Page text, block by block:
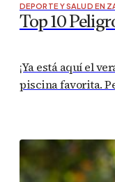
DEPORTE Y SALUD EN
Top 10
¡Ya está aquí el
piscina favorita.